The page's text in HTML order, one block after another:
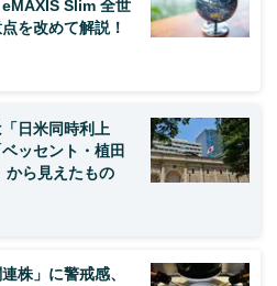
Slim 全世
を改めて解説！
日米同時利上
ッセント・植田
から見えたもの
株」に警戒感、